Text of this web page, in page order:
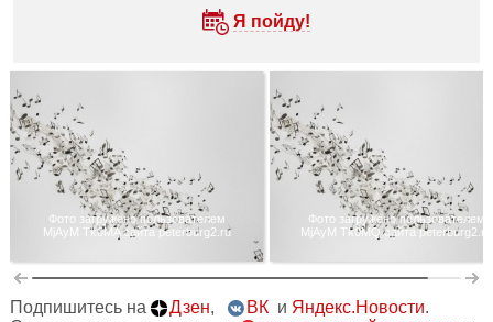
Я пойду!
Фото загружено пользователем
MjAyM Tk0MA сайта peterburg2.ru
Фото загружено пользователем
MjAyM Tk0MQ сайта peterburg2.ru
Подпишитесь на Дзен, ВК и Яндекс.Новости.